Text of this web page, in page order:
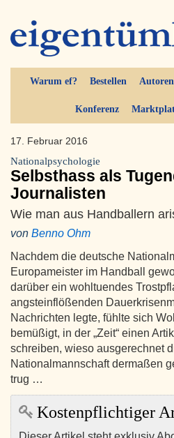
Warum ef? Bestellen Autoren
Konferenz
17. Februar 2016
Nationalpsychologie
Selbsthass als
Journalisten
Wie man aus Handballern
von Benno Ohm
Nachdem die deutsche
Europameister im Handball
darüber ein wohltuendes
angsteinflößenden
Nachrichten legte, fühlte sich
bemüßigt, in der „Zeit“ einen
schreiben, wieso ausgerechnet
Nationalmannschaft dermaßen
trug …
Kostenpflichtiger